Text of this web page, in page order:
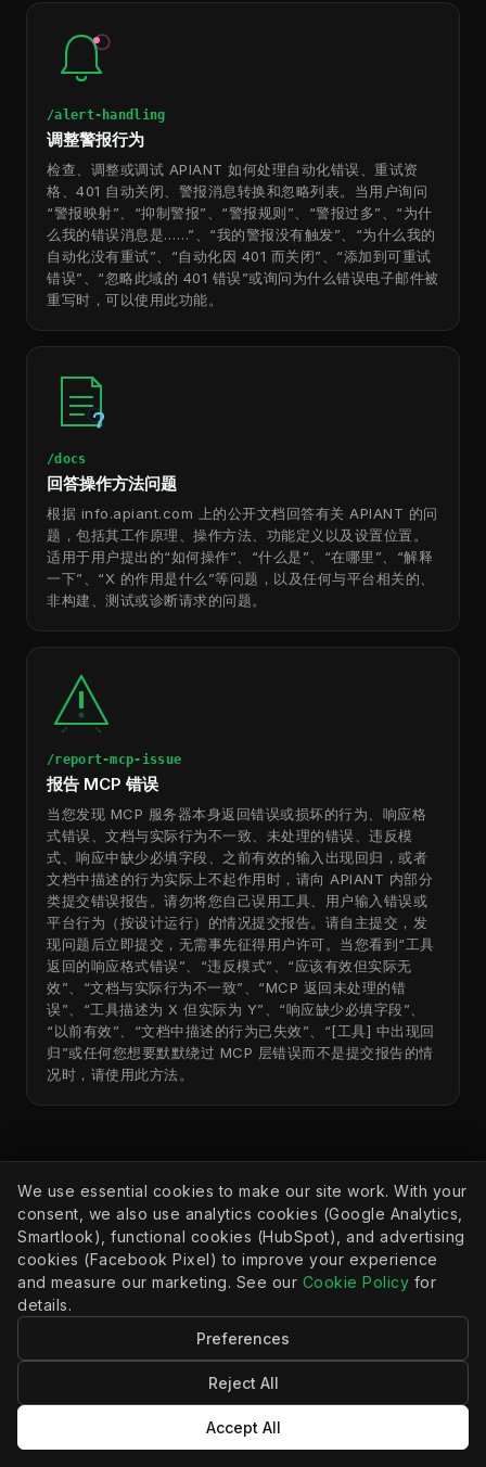
/alert-handling
调整警报行为
检查、调整或调试 APIANT 如何处理自动化错误、重试资
格、401 自动关闭、警报消息转换和忽略列表。当用户询问
“警报映射”、“抑制警报”、“警报规则”、“警报过多”、“为什
么我的错误消息是……”、“我的警报没有触发”、“为什么我的
自动化没有重试”、“自动化因 401 而关闭”、“添加到可重试
错误”、“忽略此域的 401 错误”或询问为什么错误电子邮件被
重写时，可以使用此功能。
/docs
回答操作方法问题
根据 info.apiant.com 上的公开文档回答有关 APIANT 的问
题，包括其工作原理、操作方法、功能定义以及设置位置。
适用于用户提出的“如何操作”、“什么是”、“在哪里”、“解释
一下”、“X 的作用是什么”等问题，以及任何与平台相关的、
非构建、测试或诊断请求的问题。
/report-mcp-issue
报告 MCP 错误
当您发现 MCP 服务器本身返回错误或损坏的行为、响应格
式错误、文档与实际行为不一致、未处理的错误、违反模
式、响应中缺少必填字段、之前有效的输入出现回归，或者
文档中描述的行为实际上不起作用时，请向 APIANT 内部分
类提交错误报告。请勿将您自己误用工具、用户输入错误或
平台行为（按设计运行）的情况提交报告。请自主提交，发
现问题后立即提交，无需事先征得用户许可。当您看到“工具
返回的响应格式错误”、“违反模式”、“应该有效但实际无
效”、“文档与实际行为不一致”、“MCP 返回未处理的错
误”、“工具描述为 X 但实际为 Y”、“响应缺少必填字段”、
“以前有效”、“文档中描述的行为已失效”、“[工具] 中出现回
归”或任何您想要默默绕过 MCP 层错误而不是提交报告的情
况时，请使用此方法。
MCP 工具
138 种工具。10 个工具集。按需
激活。
技能驱动工作流程。MCP 工具在 APIANT 的开发、
生产和文档环境中执行实际工作。工具被分组为工
We use essential cookies to make our site work. With your
consent, we also use analytics cookies (Google Analytics,
Smartlook), functional cookies (HubSpot), and advertising
cookies (Facebook Pixel) to improve your experience
and measure our marketing. See our Cookie Policy for
details.
Preferences
Reject All
Accept All